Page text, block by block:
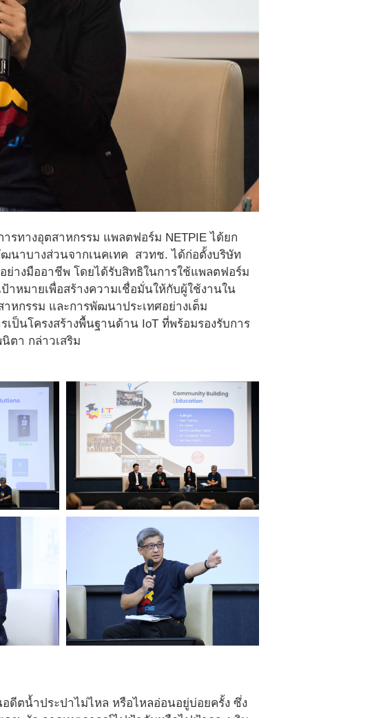
รทางอุตสาหกรรม แพลตฟอร์ม NETPIE ได้ยก
นาบางส่วนจากเนคเทค สวทช. ได้ก่อตั้งบริษัท
ย่างมืออาชีพ โดยได้รับสิทธิในการใช้แพลตฟอร์ม
าหมายเพื่อสร้างความเชื่อมั่นให้กับผู้ใช้งานใน
หกรรม และการพัฒนาประเทศอย่างเต็ม
ป็นโครงสร้างพื้นฐานด้าน IoT ที่พร้อมรองรับการ
ตา กล่าวเสริม
ดีตน้ำประปาไม่ไหล หรือไหลอ่อนอยู่บ่อยครั้ง ซึ่ง